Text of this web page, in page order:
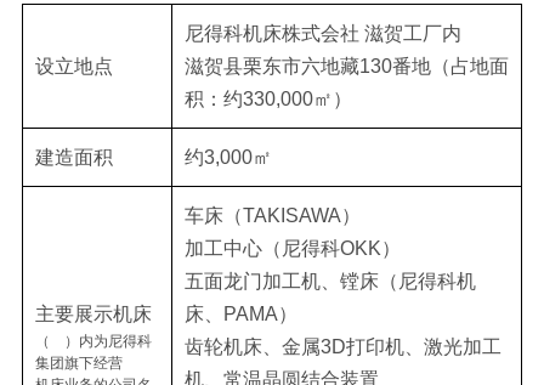
设立地点
尼得科机床株式会社 滋贺工厂内
滋贺县栗东市六地藏130番地（占地面
积：约330,000㎡）
建造面积 约3,000㎡
主要展示机床
（ ）内为尼得科
集团旗下经营
车床（TAKISAWA）
加工中心（尼得科OKK）
五面龙门加工机、镗床（尼得科机
床、PAMA）
齿轮机床、金属3D打印机、激光加工
机、常温晶圆结合装置